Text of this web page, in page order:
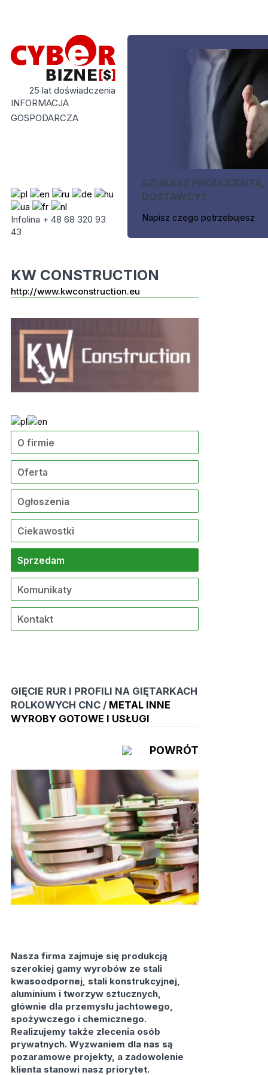
25 lat doświadczenia
INFORMACJA
GOSPODARCZA
Infolina + 48 68 320 93
43
SZUKASZ PRODUCENTA,
DOSTAWCY?
Napisz czego potrzebujesz
KW CONSTRUCTION
http://www.kwconstruction.eu
O firmie
Oferta
Ogłoszenia
Ciekawostki
Sprzedam
Komunikaty
Kontakt
GIĘCIE RUR I PROFILI NA GIĘTARKACH
ROLKOWYCH CNC / METAL INNE
WYROBY GOTOWE I USŁUGI
POWRÓT
Nasza firma zajmuje się produkcją
szerokiej gamy wyrobów ze stali
kwasoodpornej, stali konstrukcyjnej,
aluminium i tworzyw sztucznych,
głównie dla przemysłu jachtowego,
spożywczego i chemicznego.
Realizujemy także zlecenia osób
prywatnych. Wyzwaniem dla nas są
pozaramowe projekty, a zadowolenie
klienta stanowi nasz priorytet.